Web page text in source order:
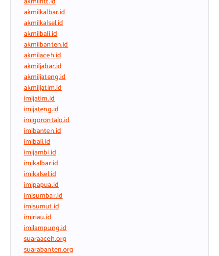
akmilkalbar.id
akmilkalsel.id
akmilbali.id
akmilbanten.id
akmilaceh.id
akmiljabar.id
akmiljateng.id
akmiljatim.id
imijatim.id
imijateng.id
imigorontalo.id
imibanten.id
imibali.id
imijambi.id
imikalbar.id
imikalsel.id
imipapua.id
imisumbar.id
imisumut.id
imiriau.id
imilampung.id
suaraaceh.org
suarabanten.org